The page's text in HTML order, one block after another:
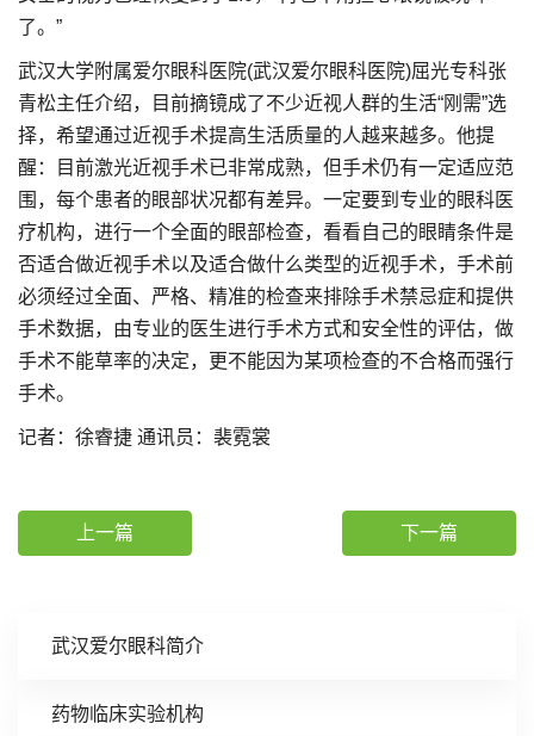
武汉爱尔眼科简介
药物临床实验机构
了。”
武汉大学附属爱尔眼科医院(武汉爱尔眼科医院)屈光专科张
青松主任介绍，目前摘镜成了不少近视人群的生活“刚需”选
择，希望通过近视手术提高生活质量的人越来越多。他提
醒：目前激光近视手术已非常成熟，但手术仍有一定适应范
围，每个患者的眼部状况都有差异。一定要到专业的眼科医
疗机构，进行一个全面的眼部检查，看看自己的眼睛条件是
否适合做近视手术以及适合做什么类型的近视手术，手术前
必须经过全面、严格、精准的检查来排除手术禁忌症和提供
手术数据，由专业的医生进行手术方式和安全性的评估，做
手术不能草率的决定，更不能因为某项检查的不合格而强行
手术。
记者：徐睿捷 通讯员：裴霓裳
上一篇 下一篇